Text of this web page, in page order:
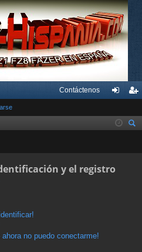
Contáctenos
nti ist
y el registro
no puedo conectarme!